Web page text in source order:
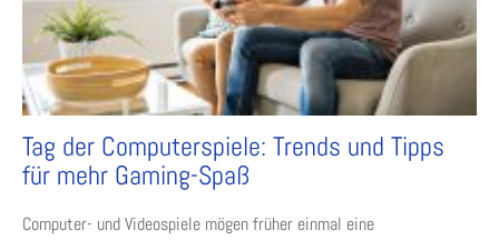
Tag der Computerspiele: Trends und Tipps
für mehr Gaming-Spaß
Computer- und Videospiele mögen früher einmal eine